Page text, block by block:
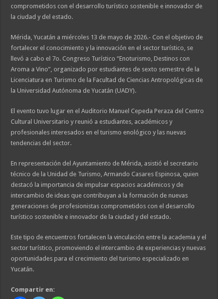
comprometidos con el desarrollo turístico sostenible e innovador de
la ciudad y del estado.
Mérida, Yucatán a miércoles 13 de mayo de 2026.- Con el objetivo de
fortalecer el conocimiento y la innovación en el sector turístico, se
llevó a cabo el 7o. Congreso Turístico “Enoturismo, Destinos con
Aroma a Vino”, organizado por estudiantes de sexto semestre de la
Licenciatura en Turismo de la Facultad de Ciencias Antropológicas de
la Universidad Autónoma de Yucatán (UADY).
El evento tuvo lugar en el Auditorio Manuel Cepeda Peraza del Centro
Cultural Universitario y reunió a estudiantes, académicos y
profesionales interesados en el turismo enológico y las nuevas
tendencias del sector.
En representación del Ayuntamiento de Mérida, asistió el secretario
técnico de la Unidad de Turismo, Armando Casares Espinosa, quien
destacó la importancia de impulsar espacios académicos y de
intercambio de ideas que contribuyan a la formación de nuevas
generaciones de profesionistas comprometidos con el desarrollo
turístico sostenible e innovador de la ciudad y del estado.
Este tipo de encuentros fortalecen la vinculación entre la academia y el
sector turístico, promoviendo el intercambio de experiencias y nuevas
oportunidades para el crecimiento del turismo especializado en
Yucatán.
Compartir en: